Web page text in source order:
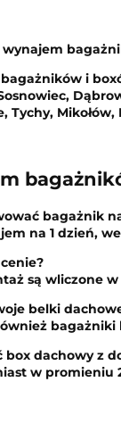
wynajem
i
Tychy,
bagażnik
na 1 dzień,
są wliczone
belki
box dachowy z
w promieniu